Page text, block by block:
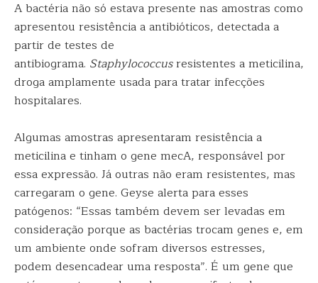
A bactéria não só estava presente nas amostras como
apresentou resistência a antibióticos, detectada a
partir de testes de
antibiograma. Staphylococcusresistentes a meticilina,
droga amplamente usada para tratar infecções
hospitalares.
Algumas amostras apresentaram resistência a
meticilina e tinham o gene mecA, responsável por
essa expressão. Já outras não eram resistentes, mas
carregaram o gene. Geyse alerta para esses
patógenos: “Essas também devem ser levadas em
consideração porque as bactérias trocam genes e, em
um ambiente onde sofram diversos estresses,
podem desencadear uma resposta”. É um gene que